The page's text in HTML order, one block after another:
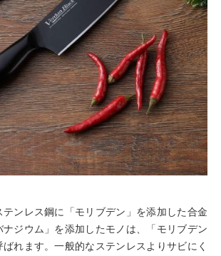
ンレス鋼に「モリブデン」を添加した合金
ジウム」を添加したモノは、「モリブデン
れます。一般的なステンレスよりサビにく